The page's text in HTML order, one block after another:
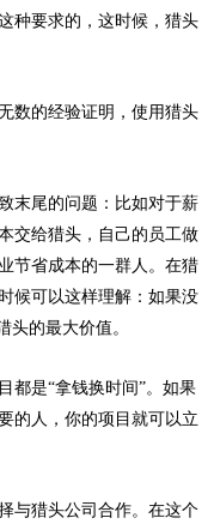
种要求的，这时候，猎头
数的经验证明，使用猎头
末尾的问题：比如对于薪
交给猎头，自己的员工做
节省成本的一群人。在猎
候可以这样理解：如果没
的最大价值。
都是“拿钱换时间”。如果
的人，你的项目就可以立
与猎头公司合作。在这个